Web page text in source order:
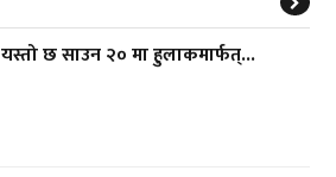
यस्तो छ साउन २० मा हुलाकमार्फत्...